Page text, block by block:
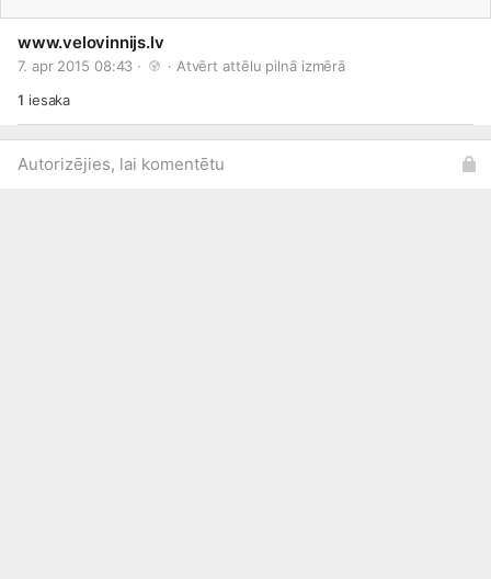
www.velovinnijs.lv
7. apr 2015 08:43 · · Atvērt attēlu pilnā izmērā
1 iesaka
Autorizējies, lai komentētu